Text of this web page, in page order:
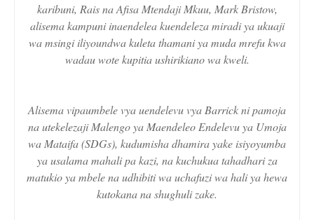
karibuni, Rais na Afisa Mtendaji Mkuu, Mark Bristow,
alisema kampuni inaendelea kuendeleza miradi ya ukuaji
wa msingi iliyoundwa kuleta thamani ya muda mrefu kwa
wadau wote kupitia ushirikiano wa kweli.
Alisema vipaumbele vya uendelevu vya Barrick ni pamoja
na utekelezaji Malengo ya Maendeleo Endelevu ya Umoja
wa Mataifa (SDGs), kudumisha dhamira yake isiyoyumba
ya usalama mahali pa kazi, na kuchukua tahadhari za
matukio ya mbele na udhibiti wa uchafuzi wa hali ya hewa
kutokana na shughuli zake.